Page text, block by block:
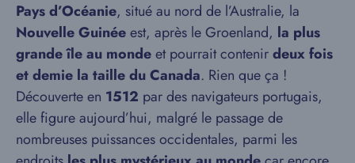
Pays d’Océanie, situé au nord de l’Australie, la
Nouvelle Guinéeest, après le Groenland, la plus
grande île au mondeet pourrait contenirdeux fois
et demie la taille du Canada. Rien que ça !
Découverte en 1512 par des navigateurs portugais,
elle figure aujourd’hui, malgré le passage de
nombreuses puissances occidentales, parmi les